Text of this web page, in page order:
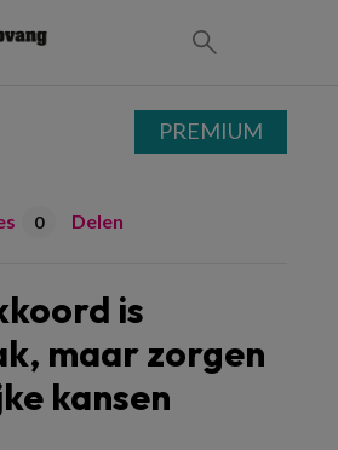
0 Delen
is
maar zorgen
kansen
PREMIUM